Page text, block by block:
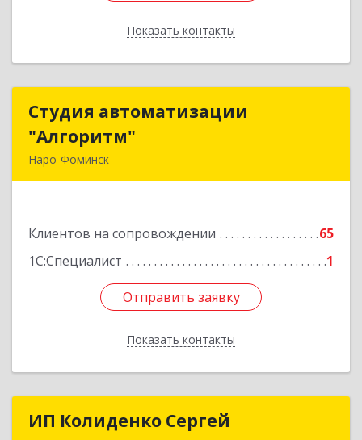
Показать контакты
Назад
Студия автоматизации
"Алгоритм"
Наро-Фоминск
Клиентов на сопровождении
65
1С:Специалист
1
Отправить заявку
Показать контакты
Студия автоматизации
Подробнее
Отправить заявку
Назад
ИП Колиденко СергейИП Колиденко Сергей